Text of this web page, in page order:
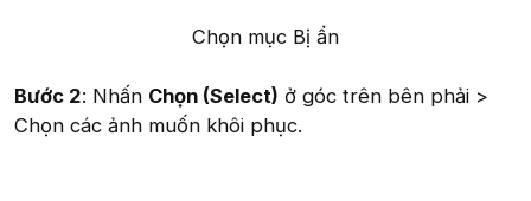
Chọn mục Bị ẩn​
Bước 2: Nhấn Chọn (Select) ở góc trên bên phải >
Chọn các ảnh muốn khôi phục.